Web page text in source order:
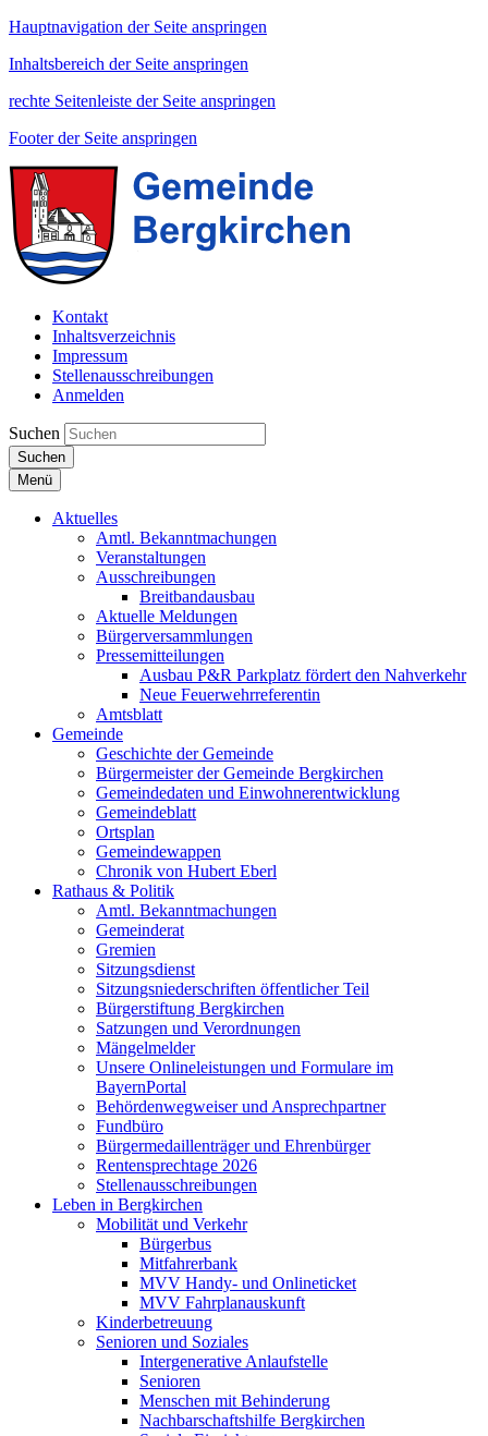
Hauptnavigation der Seite anspringen
Inhaltsbereich der Seite anspringen
rechte Seitenleiste der Seite anspringen
Footer der Seite anspringen
Kontakt
Inhaltsverzeichnis
Impressum
Stellenausschreibungen
Anmelden
Suchen
Suchen
Menü
Aktuelles
Amtl. Bekanntmachungen
Veranstaltungen
Ausschreibungen
Breitbandausbau
Aktuelle Meldungen
Bürgerversammlungen
Pressemitteilungen
Ausbau P&R Parkplatz fördert den Nahverkehr
Neue Feuerwehrreferentin
Amtsblatt
Gemeinde
Geschichte der Gemeinde
Bürgermeister der Gemeinde Bergkirchen
Gemeindedaten und Einwohnerentwicklung
Gemeindeblatt
Ortsplan
Gemeindewappen
Chronik von Hubert Eberl
Rathaus & Politik
Amtl. Bekanntmachungen
Gemeinderat
Gremien
Sitzungsdienst
Sitzungsniederschriften öffentlicher Teil
Bürgerstiftung Bergkirchen
Satzungen und Verordnungen
Mängelmelder
Unsere Onlineleistungen und Formulare im
BayernPortal
Behördenwegweiser und Ansprechpartner
Fundbüro
Bürgermedaillenträger und Ehrenbürger
Rentensprechtage 2026
Stellenausschreibungen
Leben in Bergkirchen
Mobilität und Verkehr
Bürgerbus
Mitfahrerbank
MVV Handy- und Onlineticket
MVV Fahrplanauskunft
Kinderbetreuung
Senioren und Soziales
Intergenerative Anlaufstelle
Senioren
Menschen mit Behinderung
Nachbarschaftshilfe Bergkirchen